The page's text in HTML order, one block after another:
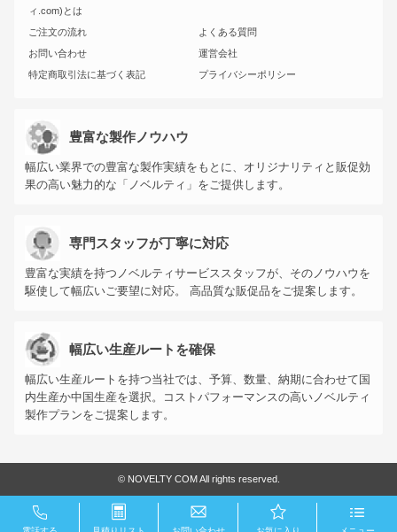
ィ.com)とは
ご注文の流れ
よくある質問
お問い合わせ
運営会社
特定商取引法に基づく表記
プライバシーポリシー
豊富な製作ノウハウ
幅広い業界での豊富な製作実績をもとに、オリジナリティと販促効
果の高い魅力的な「ノベルティ」をご提供します。
専門スタッフが丁寧に対応
豊富な実績を持つノベルティサービススタッフが、そのノウハウを
駆使して幅広いご要望に対応。 高品質な販促品をご提案します。
幅広い生産ルートを確保
幅広い生産ルートを持つ当社では、予算、数量、納期に合わせて国
内生産か中国生産を選択。コストパフォーマンスの高いノベルティ
製作プランをご提案します。
© NOVELTY COM All rights reserved.